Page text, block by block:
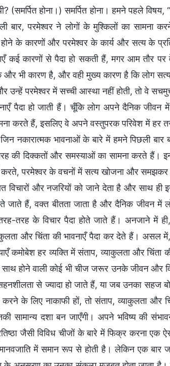
(समर्पित होना।) समर्पित होना। हमने पहले विषय,
बार, परमेश्वर ने लोगों के मुश्किलों का सामना
के कारणों और परमेश्वर के कार्य और सत्य के
कई कारणों से पैदा हो सकती हैं, मगर आम तौर
भी कारण है, और वही मुख्य कारण है कि लोग
उन्हें परमेश्वर में सच्ची आस्था नहीं होती, तो वे
पैदा हो जाती हैं। चूँकि लोग अपने दैनिक जीवन
करते हैं, इसलिए वे अपने वस्तुपरक परिवेश में हर
नकारात्मक भावनाओं के बारे में हमने पिछली
की दिक्कतों और समस्याओं का सामना करते हैं।
करते, परमेश्वर के वचनों में सत्य खोजना और
विचारों और नजरियों को जाने देता है और साथ
जाते हैं, वक्त बीतता जाता है और दैनिक जीवन में
तरह के विचार पैदा होते जाते हैं। अनजाने में
और चिंता की भावनाएँ पैदा कर देते हैं। असल
कमोबेश हर व्यक्ति में संताप, व्याकुलता और
होने वाली कोई भी चीज जरूर उनके जीवन और
से ज्यादा हो जाते हैं, या जब उनका सहज
के लिए नाकाफी हों, तो संताप, व्याकुलता और
सामान्य दशा बन जाएँगी। अपने भविष्य की
जैसी विविध चीजों के बारे में फिक्र करना
में समान रूप से होती है। लेकिन एक